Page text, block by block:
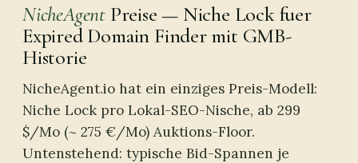
NicheAgentPreise — Niche Lock fuer
Expired Domain Finder mit GMB-
Historie
NicheAgent.io hat ein einziges Preis-Modell:
Niche Lock pro Lokal-SEO-Nische, ab 299
$/Mo (~ 275 €/Mo) Auktions-Floor.
Untenstehend: typische Bid-Spannen je